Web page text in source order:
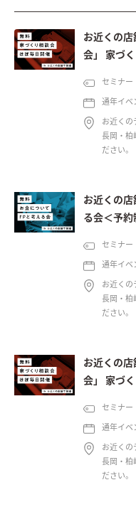
お近くの
会」 家づ
セミナー
通年イベ
お近くの
長岡・柏
ださい。
お近くの店
る会＜予約
セミナー
通年イベ
お近くの
長岡・柏
ださい。
お近くの
会」 家づ
セミナー
通年イベ
お近くの
長岡・柏
ださい。